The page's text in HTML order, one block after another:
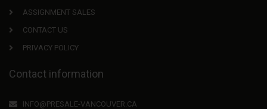
ASSIGNMENT SALES
CONTACT US
PRIVACY POLICY
Contact information
INFO@PRESALE-VANCOUVER.CA